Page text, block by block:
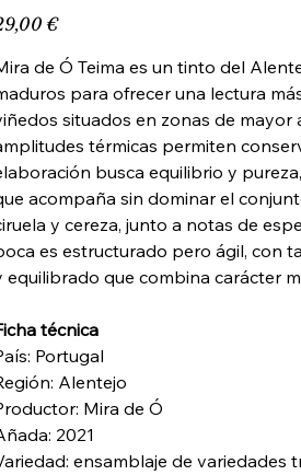
€
de Ó Teima es un tinto del
para ofrecer una lectura
situados en zonas de
térmicas permiten
busca equilibrio y
acompaña sin dominar el
y cereza, junto a notas de
es estructurado pero ágil, con
equilibrado que combina carácter
técnica
Portugal
Alentejo
Mira de Ó
2021
ensamblaje de variedades